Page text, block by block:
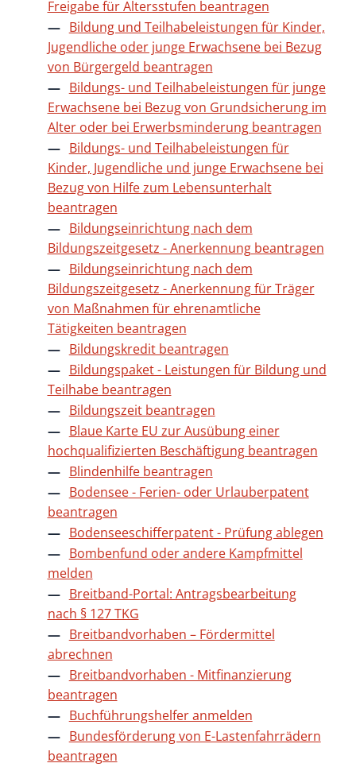
Freigabe für Altersstufen beantragen
Bildung und Teilhabeleistungen für Kinder,
Jugendliche oder junge Erwachsene bei Bezug
von Bürgergeld beantragen
Bildungs- und Teilhabeleistungen für junge
Erwachsene bei Bezug von Grundsicherung im
Alter oder bei Erwerbsminderung beantragen
Bildungs- und Teilhabeleistungen für
Kinder, Jugendliche und junge Erwachsene bei
Bezug von Hilfe zum Lebensunterhalt
beantragen
Bildungseinrichtung nach dem
Bildungszeitgesetz - Anerkennung beantragen
Bildungseinrichtung nach dem
Bildungszeitgesetz - Anerkennung für Träger
von Maßnahmen für ehrenamtliche
Tätigkeiten beantragen
Bildungskredit beantragen
Bildungspaket - Leistungen für Bildung und
Teilhabe beantragen
Bildungszeit beantragen
Blaue Karte EU zur Ausübung einer
hochqualifizierten Beschäftigung beantragen
Blindenhilfe beantragen
Bodensee - Ferien- oder Urlauberpatent
beantragen
Bodenseeschifferpatent - Prüfung ablegen
Bombenfund oder andere Kampfmittel
melden
Breitband-Portal: Antragsbearbeitung
nach § 127 TKG
Breitbandvorhaben – Fördermittel
abrechnen
Breitbandvorhaben - Mitfinanzierung
beantragen
Buchführungshelfer anmelden
Bundesförderung von E-Lastenfahrrädern
beantragen